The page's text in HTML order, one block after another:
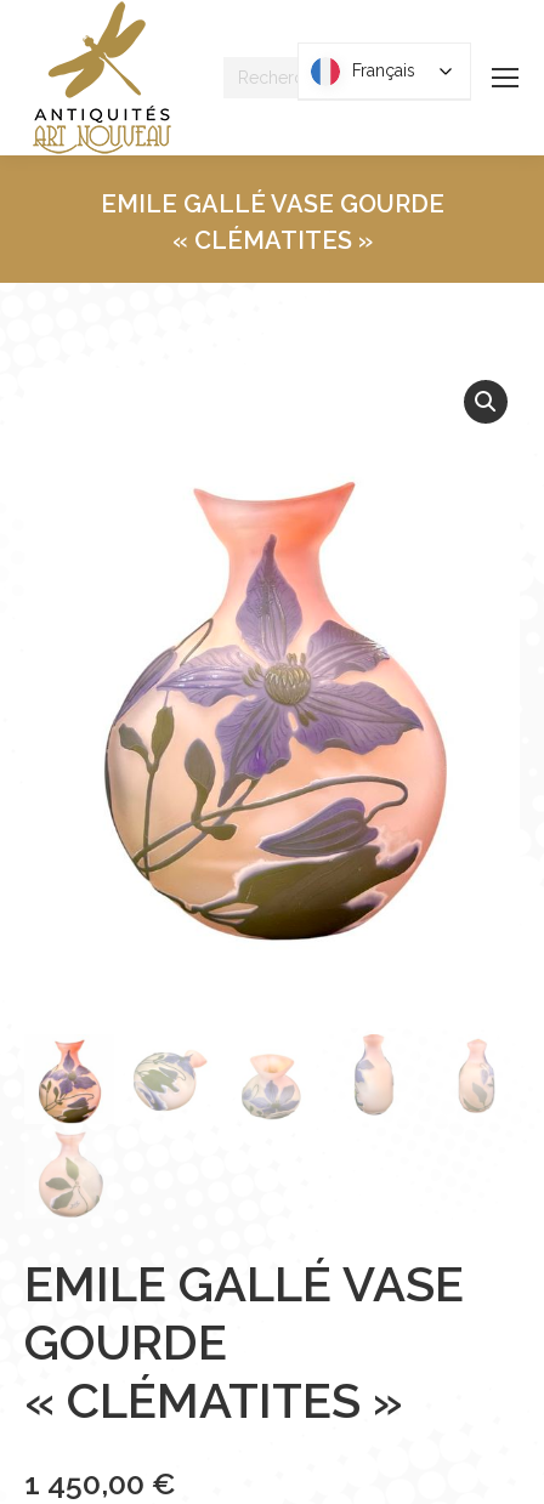
Recherche
EMILE GALLÉ VASE GOURDE
« CLÉMATITES »
EMILE GALLÉ VASE
GOURDE
« CLÉMATITES »
1 450,00 €
Français
Français